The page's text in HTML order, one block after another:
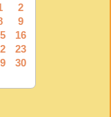
2
9
16
23
30